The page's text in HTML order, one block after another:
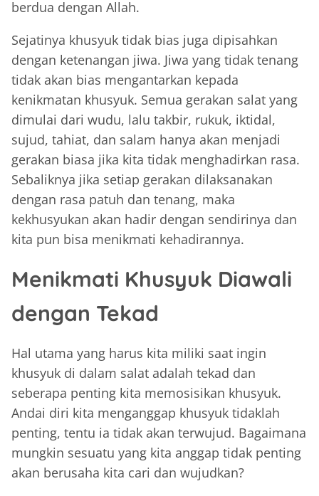
berdua dengan Allah.
Sejatinya khusyuk tidak bias juga dipisahkan
dengan ketenangan jiwa. Jiwa yang tidak tenang
tidak akan bias mengantarkan kepada
kenikmatan khusyuk. Semua gerakan salat yang
dimulai dari wudu, lalu takbir, rukuk, iktidal,
sujud, tahiat, dan salam hanya akan menjadi
gerakan biasa jika kita tidak menghadirkan rasa.
Sebaliknya jika setiap gerakan dilaksanakan
dengan rasa patuh dan tenang, maka
kekhusyukan akan hadir dengan sendirinya dan
kita pun bisa menikmati kehadirannya.
Menikmati Khusyuk Diawali
dengan Tekad
Hal utama yang harus kita miliki saat ingin
khusyuk di dalam salat adalah tekad dan
seberapa penting kita memosisikan khusyuk.
Andai diri kita menganggap khusyuk tidaklah
penting, tentu ia tidak akan terwujud. Bagaimana
mungkin sesuatu yang kita anggap tidak penting
akan berusaha kita cari dan wujudkan?